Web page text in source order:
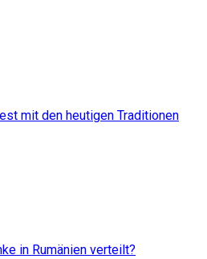
mit den heutigen Traditionen
in Rumänien verteilt?